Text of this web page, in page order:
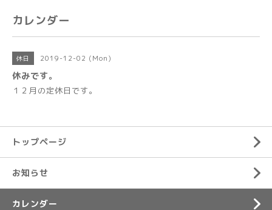
カレンダー
休日 2019-12-02 (Mon)
休みです。
１２月の定休日です。
トップページ
お知らせ
カレンダー